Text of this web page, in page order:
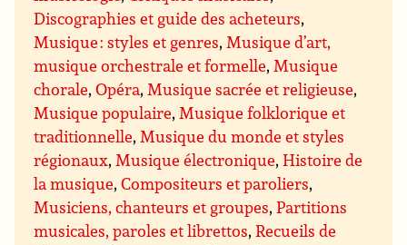
Discographies et guide des acheteurs,
Musique : styles et genres,Musique d’art,
musique orchestrale et formelle,Musique
chorale,Opéra,Musique sacrée et religieuse,
Musique populaire,Musique folklorique et
traditionnelle,Musique du monde et styles
régionaux,Musique électronique,Histoire de
la musique,Compositeurs et paroliers,
Musiciens, chanteurs et groupes,Partitions
musicales, paroles et librettos,Recueils de